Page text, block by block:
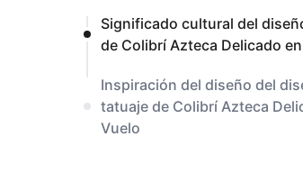
Significado cultural del
de Colibrí Azteca Delicado
Inspiración del diseño del
tatuaje de Colibrí Azteca
Vuelo